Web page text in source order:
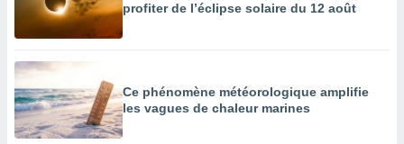
profiter de l’éclipse solaire du 12 août
Ce phénomène météorologique amplifie
les vagues de chaleur marines